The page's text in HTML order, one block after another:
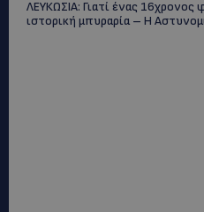
ΛΕΥΚΩΣΙΑ: Γιατί ένας
ιστορική μπυραρία – Η